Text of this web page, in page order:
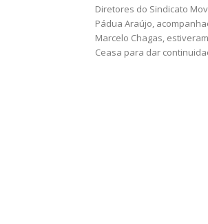
Diretores do Sindicato
Pádua Araújo,
Marcelo Chagas,
Ceasa para dar